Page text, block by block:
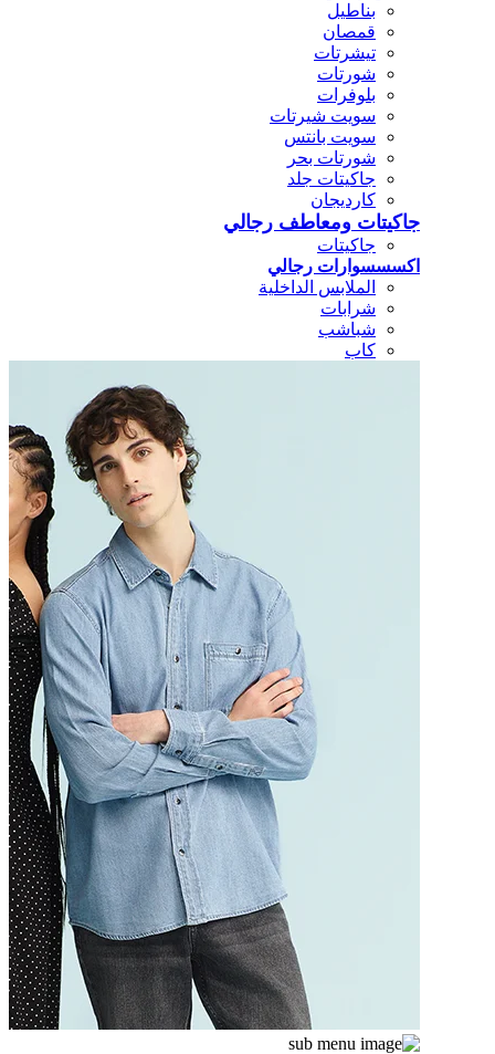
بناطيل
قمصان
تيشرتات
شورتات
بلوفرات
سويت شيرتات
سويت بانتس
شورتات بحر
جاكيتات جلد
كارديجان
جاكيتات ومعاطف رجالي
جاكيتات
اكسسسوارات رجالي
الملابس الداخلية
شرابات
شباشب
كاب